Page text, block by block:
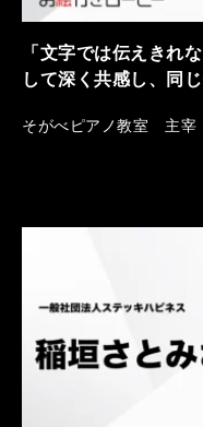
「文字では伝えきれ
して深く共感し、同
そがべピアノ教室 主